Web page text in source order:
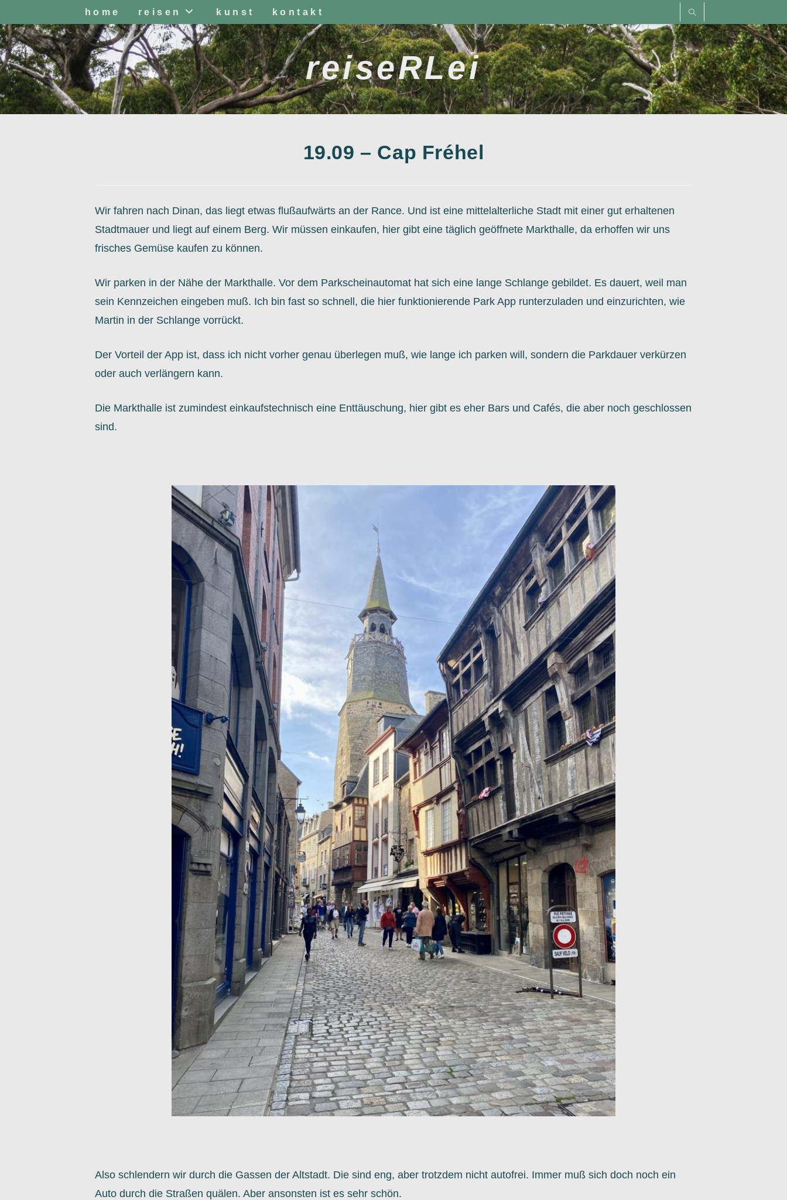
springen
home reisen kunst kontakt
reiseRLei
19.09 – Cap Fréhel
Wir fahren nach Dinan, das liegt etwas flußaufwärts an der Rance. Und ist eine mittelalterliche Stadt mit einer gut erhaltenen
Stadtmauer und liegt auf einem Berg. Wir müssen einkaufen, hier gibt eine täglich geöffnete Markthalle, da erhoffen wir uns
frisches Gemüse kaufen zu können.
Wir parken in der Nähe der Markthalle. Vor dem Parkscheinautomat hat sich eine lange Schlange gebildet. Es dauert, weil man
sein Kennzeichen eingeben muß. Ich bin fast so schnell, die hier funktionierende Park App runterzuladen und einzurichten, wie
Martin in der Schlange vorrückt.
Der Vorteil der App ist, dass ich nicht vorher genau überlegen muß, wie lange ich parken will, sondern die Parkdauer verkürzen
oder auch verlängern kann.
Die Markthalle ist zumindest einkaufstechnisch eine Enttäuschung, hier gibt es eher Bars und Cafés, die aber noch geschlossen
sind.
Also schlendern wir durch die Gassen der Altstadt. Die sind eng, aber trotzdem nicht autofrei. Immer muß sich doch noch ein
Auto durch die Straßen quälen. Aber ansonsten ist es sehr schön.